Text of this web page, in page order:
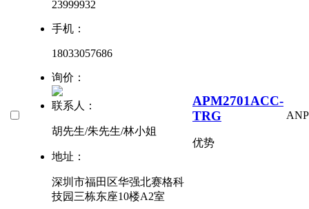
23999932
手机：
18033057686
询价：
联系人：
胡先生/朱先生/林小姐
地址：
深圳市福田区华强北赛格科
技园三栋东座10楼A2室
APM2701ACC-
TRG
优势